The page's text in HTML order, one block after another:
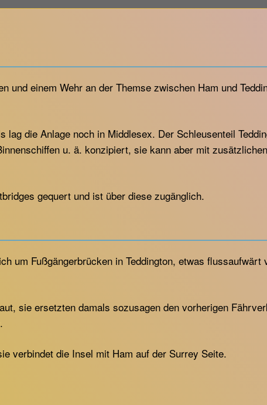
und einem Wehr an der Themse zwischen Ham und
lag die Anlage noch in Middlesex. Der Schleusenteil
u. ä. konzipiert, sie kann aber mit
gequert und ist über diese zugänglich.
um Fußgängerbrücken in Teddington, etwas
sie ersetzten damals sozusagen den vorherigen
verbindet die Insel mit Ham auf der Surrey Seite.